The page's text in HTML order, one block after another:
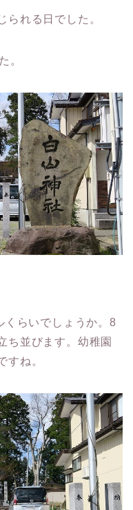
られる日でした。
。
くらいでしょうか。8
ち並びます。幼稚園
すね。